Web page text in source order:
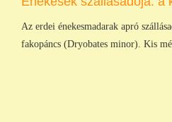
Az erdei énekesmadarak apró
fakopáncs (Dryobates minor). Kis